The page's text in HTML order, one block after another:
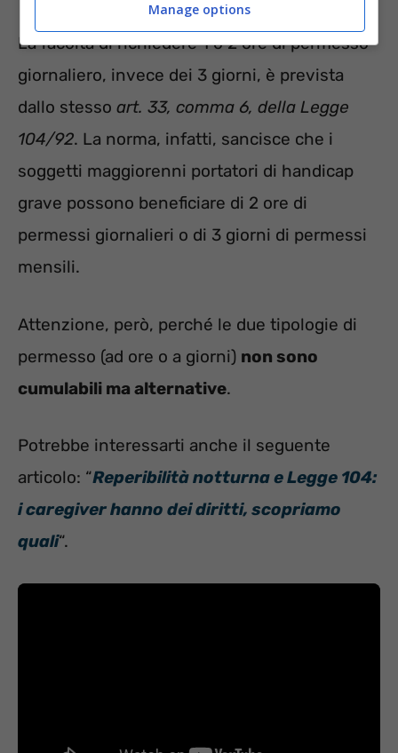
La facoltà di richiedere 1 o 2 ore di permesso
giornaliero, invece dei 3 giorni, è prevista
dallo stesso art. 33, comma 6, della Legge
104/92. La norma, infatti, sancisce che i
soggetti maggiorenni portatori di handicap
grave possono beneficiare di 2 ore di
permessi giornalieri o di 3 giorni di permessi
mensili.
Attenzione, però, perché le due tipologie di
permesso (ad ore o a giorni) non sono
cumulabili ma alternative.
Potrebbe interessarti anche il seguente
articolo: “Reperibilità notturna e Legge 104:
i caregiver hanno dei diritti, scopriamo
quali“.
Manage options